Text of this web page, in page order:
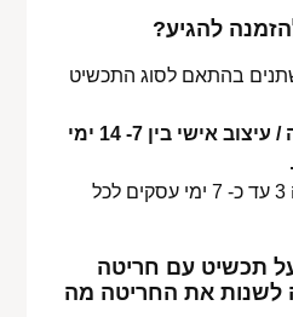
להגיע?
בהתאם לסוג התכשיט
מוצרים עם חריטה / עיצוב אישי בין 7- 14 ימי
מוצרים ללא חריטה 3 עד כ- 7 ימי עסקים לכל
תכשיט עם חריטה
לשנות את החריטה מה